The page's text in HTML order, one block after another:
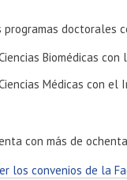
doctorales
Biomédicas con
Médicas con el
con más de
los convenios de la